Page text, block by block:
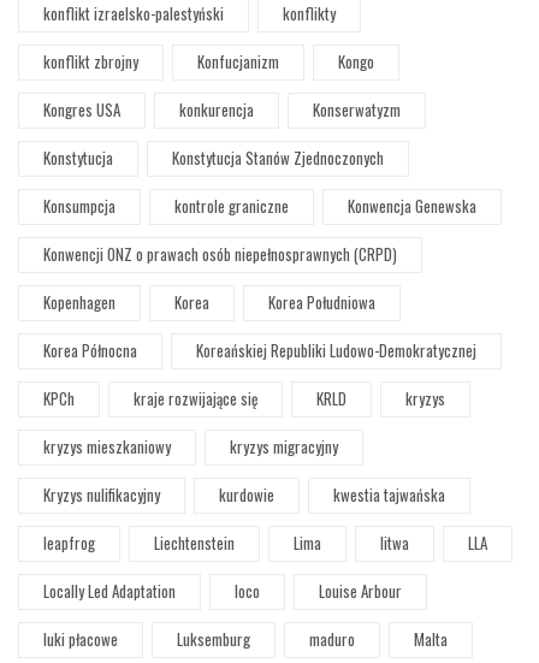
konflikt izraelsko-palestyński
konflikty
konflikt zbrojny
Konfucjanizm
Kongo
Kongres USA
konkurencja
Konserwatyzm
Konstytucja
Konstytucja Stanów Zjednoczonych
Konsumpcja
kontrole graniczne
Konwencja Genewska
Konwencji ONZ o prawach osób niepełnosprawnych (CRPD)
Kopenhagen
Korea
Korea Południowa
Korea Północna
Koreańskiej Republiki Ludowo-Demokratycznej
KPCh
kraje rozwijające się KRLD
kryzys
kryzys mieszkaniowy
kryzys migracyjny
Kryzys nulifikacyjny
kurdowie
kwestia tajwańska
leapfrog
Liechtenstein Lima litwa
LLA
Locally Led Adaptation
loco
Louise Arbour
luki płacowe
Luksemburg maduro
Malta